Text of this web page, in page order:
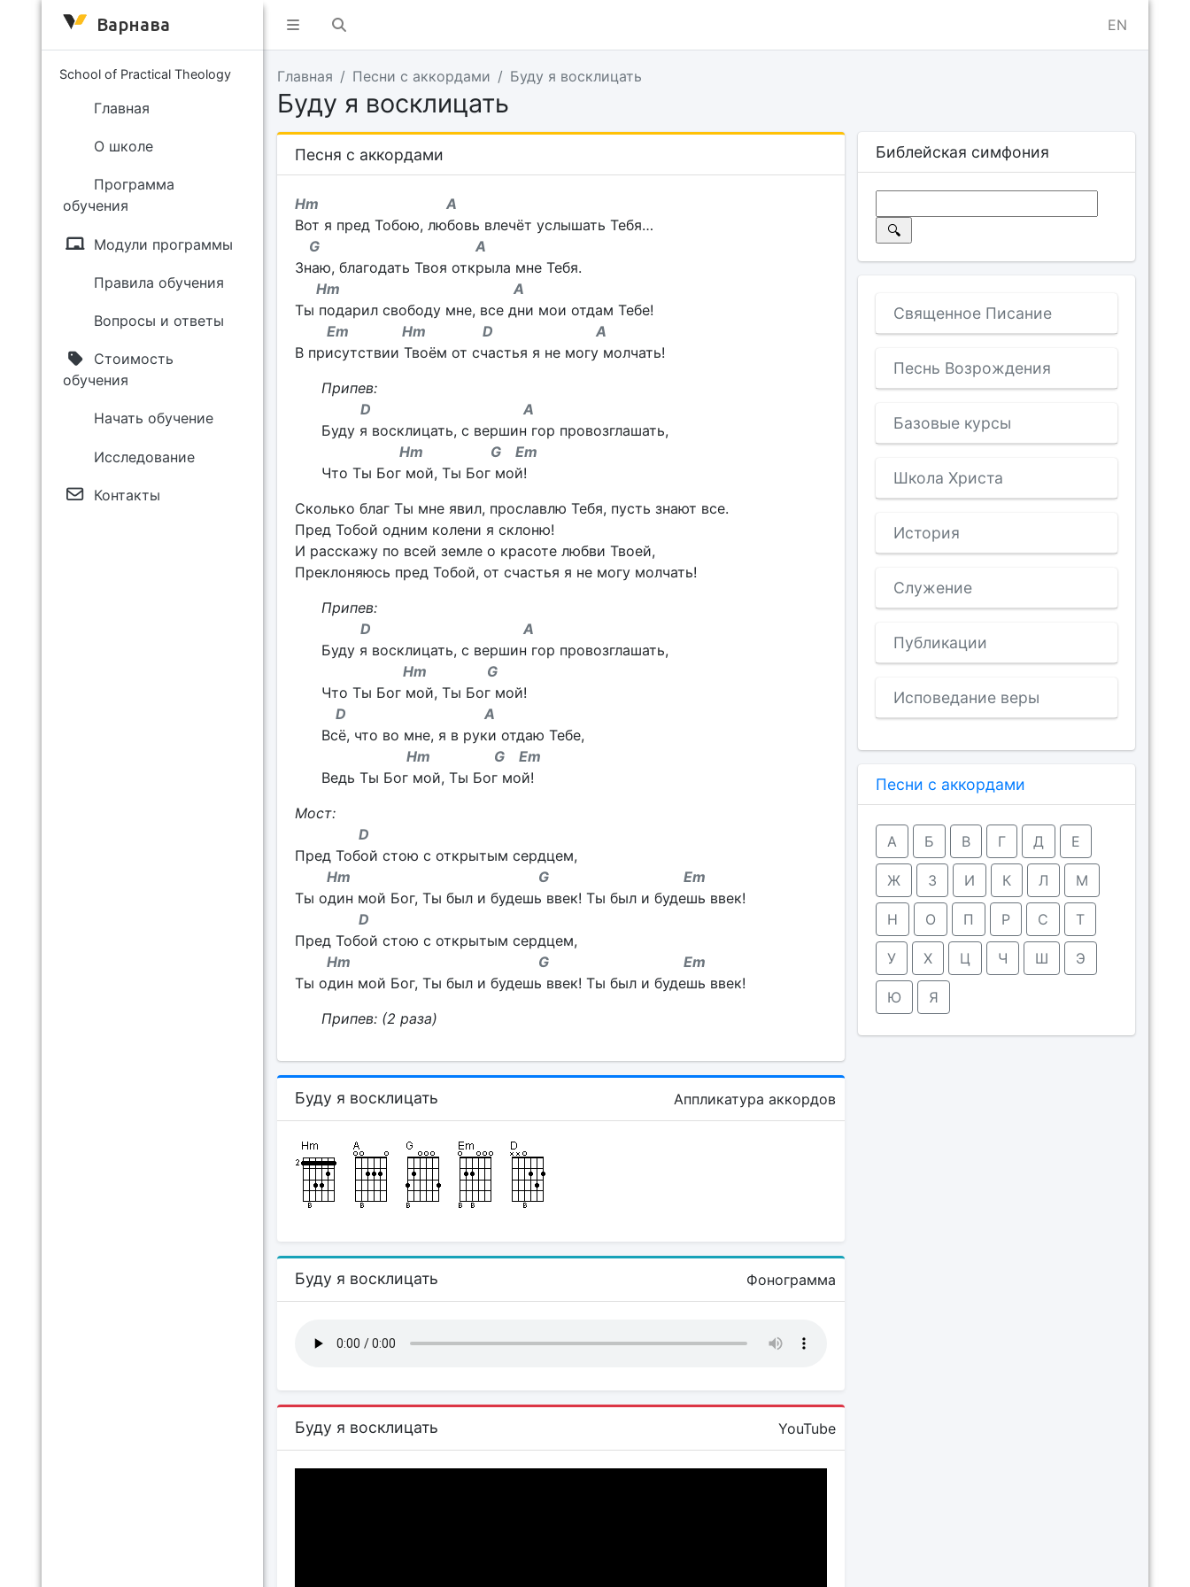
EN
Варнава
School of Practical Theology
Главная
О школе
Программа
обучения
Модули программы
Правила обучения
Вопросы и ответы
Стоимость
обучения
Начать обучение
Исследование
Контакты
Главная Песни с аккордами Буду я восклицать
Буду я восклицать
Песня с аккордами
Hm A
Вот я пред Тобою, любовь влечёт услышать Тебя…
G A
Знаю, благодать Твоя открыла мне Тебя.
Hm A
Ты подарил свободу мне, все дни мои отдам Тебе!
Em Hm D A
В присутствии Твоём от счастья я не могу молчать!
Припев:
D A
Буду я восклицать, с вершин гор провозглашать,
Hm G Em
Что Ты Бог мой, Ты Бог мой!
Сколько благ Ты мне явил, прославлю Тебя, пусть знают все.
Пред Тобой одним колени я склоню!
И расскажу по всей земле о красоте любви Твоей,
Преклоняюсь пред Тобой, от счастья я не могу молчать!
Припев:
D A
Буду я восклицать, с вершин гор провозглашать,
Hm G
Что Ты Бог мой, Ты Бог мой!
D A
Всё, что во мне, я в руки отдаю Тебе,
Hm G Em
Ведь Ты Бог мой, Ты Бог мой!
Мост:
D
Пред Тобой стою с открытым сердцем,
Hm G Em
Ты один мой Бог, Ты был и будешь ввек! Ты был и будешь ввек!
D
Пред Тобой стою с открытым сердцем,
Hm G Em
Ты один мой Бог, Ты был и будешь ввек! Ты был и будешь ввек!
Припев: (2 раза)
Буду я восклицать Аппликатура аккордов
Буду я восклицать Фонограмма
Буду я восклицать YouTube
Библейская симфония
Священное Писание
Песнь Возрождения
Базовые курсы
Школа Христа
История
Служение
Публикации
Исповедание веры
Песни с аккордами
А Б В Г Д Е
Ж З И К Л М
Н О П Р С Т
У Х Ц Ч Ш Э
Ю Я